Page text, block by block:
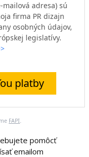
mailová adresa) sú
firma PR dizajn
osobných údajov,
legislatívy.
platby
FAPI.
pomôcť
emailom